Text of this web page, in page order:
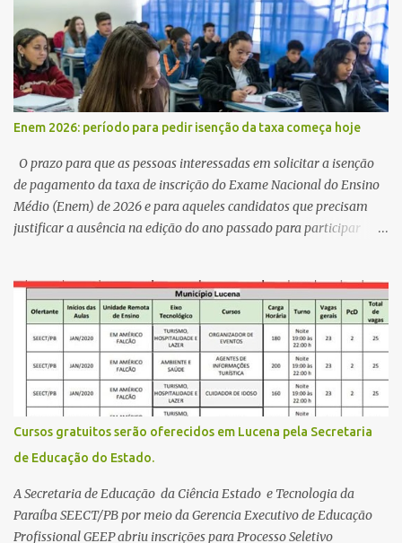
possibilidade de mais nomes aparecer , ficaremos no aguardo para
trazer mais informações. A primeira entrevista foi com o
inimaginável Gerson Andrade ,Professor da Rede Municipal
(efetivo), supervisor, Formado em Pedagogia e Biomedicina pela
UFPB. Leciona no Otto Illi, Gilberto Inácio, Ellinora Dornellas
,Escola Américo Falcão. Gerson nos contou que a idéia de disputar
a prefeitura veio de um sonho há 5 anos atrás, e também por
acreditar que o trabalho dos seus companheiros principalmente
da zona rural deve ser mais valorizado e que eles serão a Fortalez...
Enem 2026: período para pedir isenção da taxa começa hoje
O prazo para que as pessoas interessadas em solicitar a isenção
de pagamento da taxa de inscrição do Exame Nacional do Ensino
Médio (Enem) de 2026 e para aqueles candidatos que precisam
justificar a ausência na edição do ano passado para participar
eletrônico da Página do Participante do Enem com o login único
da plataforma de serviços digitais do governo federal, o Gov.br.
Direito de solicitar a isenção O Inep prevê a gratuidade na
inscrição do exame para os seguintes casos: · matriculados no 3º
ano do ensino médio em escola pública, em 2026; LEIA MAIS
Usina Cultural tem fim de semana com literatura, música e evento
solidário Governo da Paraíba empossa 1000 novos professores e
mais convocações devem ocorrer Volta às aulas 2026.1 da
Faculdade Três Marias marca início do semestre e matrículas
seguem abertas para novos alunos · es...
Cursos gratuitos serão oferecidos em Lucena pela Secretaria
de Educação do Estado.
A Secretaria de Educação da Ciência Estado e Tecnologia da
Paraíba SEECT/PB por meio da Gerencia Executivo de Educação
Profissional GEEP abriu inscrições para Processo Seletivo